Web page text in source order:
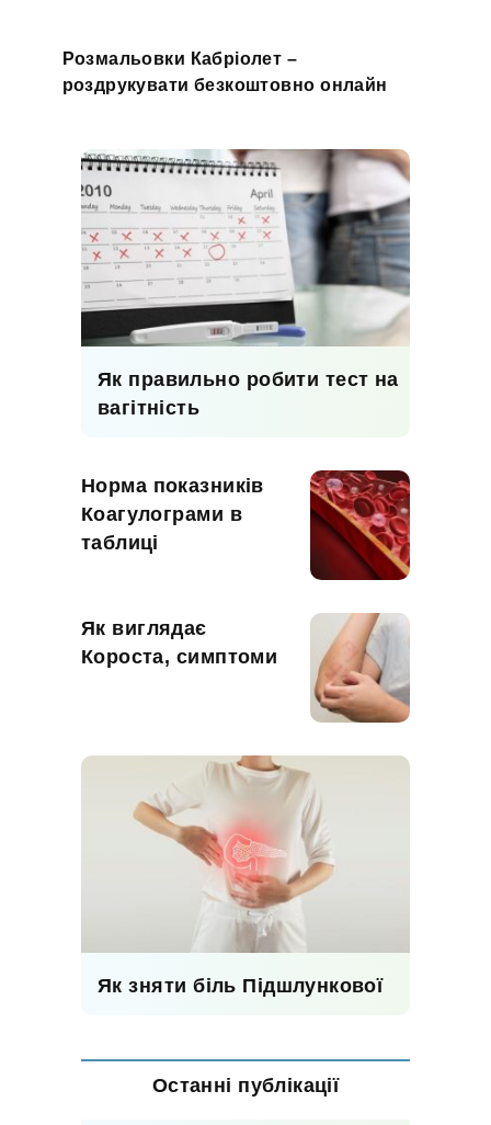
Розмальовки Кабріолет –
роздрукувати безкоштовно онлайн
Як правильно робити тест на
вагітність
Норма показників
Коагулограми в
таблиці
Як виглядає
Короста, симптоми
Як зняти біль Підшлункової
Останні публікації